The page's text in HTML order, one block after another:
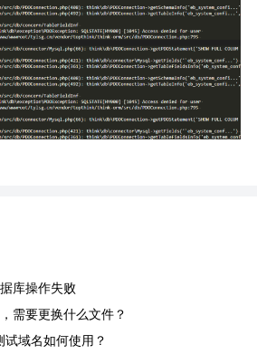
库操作失败
需要更换什么文件？
试域名如何使用？